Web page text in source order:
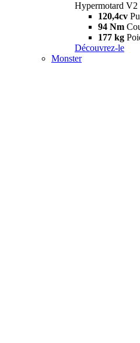
Hypermotard V2
120,4cv
94 Nm
177 kg
Découvrez-le
Monster